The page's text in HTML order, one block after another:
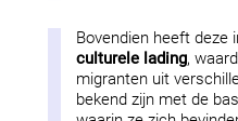
Bovendien heeft deze
culturele lading,
migranten uit
bekend zijn met de